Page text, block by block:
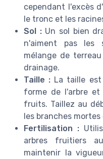
cependant l'excès
le tronc et les
Sol :Un sol bien
n'aiment pas les
mélange de
drainage.
Taille : La taille
forme de l'arbre
fruits. Taillez au
les branches mortes
Fertilisation :
arbres fruitiers
maintenir la